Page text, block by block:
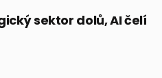
sektor dolů, AI čelí